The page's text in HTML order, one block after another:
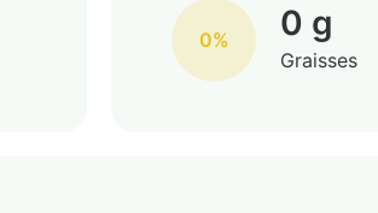
0% 0 g
Graisses